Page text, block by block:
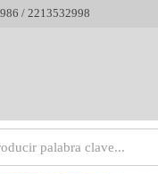
/ 2213532998